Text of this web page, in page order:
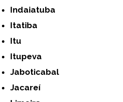
Indaiatuba
Itatiba
Itu
Itupeva
Jaboticabal
Jacareí